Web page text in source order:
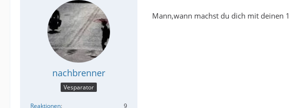
nachbrenner
Vesparator
Reaktionen 9
Mann,wann machst du dich mit deinen